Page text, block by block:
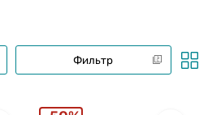
Фильтр